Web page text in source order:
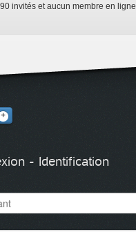
invités et aucun membre en ligne
- Identification